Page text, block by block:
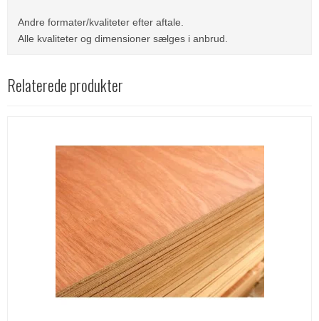
Andre formater/kvaliteter efter aftale.
Alle kvaliteter og dimensioner sælges i anbrud.
Relaterede produkter